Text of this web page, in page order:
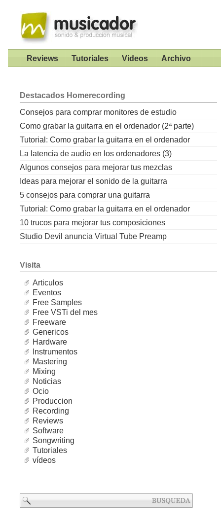
Reviews Tutoriales Videos Archivo
Destacados Homerecording
Consejos para comprar monitores de estudio
Como grabar la guitarra en el ordenador (2ª parte)
Tutorial: Como grabar la guitarra en el ordenador
La latencia de audio en los ordenadores (3)
Algunos consejos para mejorar tus mezclas
Ideas para mejorar el sonido de la guitarra
5 consejos para comprar una guitarra
Tutorial: Como grabar la guitarra en el ordenador
10 trucos para mejorar tus composiciones
Studio Devil anuncia Virtual Tube Preamp
Visita
Articulos
Eventos
Free Samples
Free VSTi del mes
Freeware
Genericos
Hardware
Instrumentos
Mastering
Mixing
Noticias
Ocio
Produccion
Recording
Reviews
Software
Songwriting
Tutoriales
vídeos